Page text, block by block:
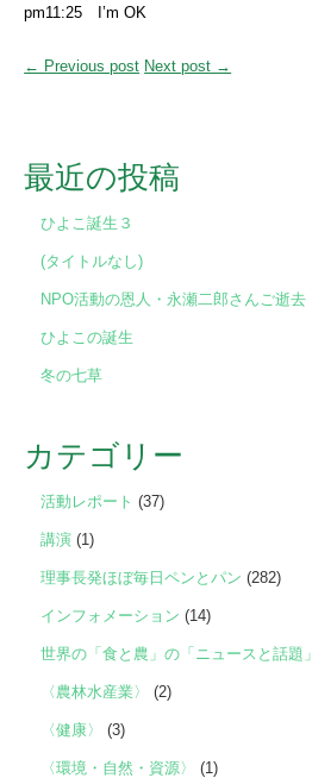
pm11:25 I’m OK
← Previous post Next post →
最近の投稿
ひよこ誕生３
(タイトルなし)
NPO活動の恩人・永瀬二郎さんご逝去
ひよこの誕生
冬の七草
カテゴリー
活動レポート (37)
講演 (1)
理事長発ほぼ毎日ペンとパン (282)
インフォメーション (14)
世界の「食と農」の「ニュースと話題」
〈農林水産業〉 (2)
〈健康〉 (3)
〈環境・自然・資源〉 (1)